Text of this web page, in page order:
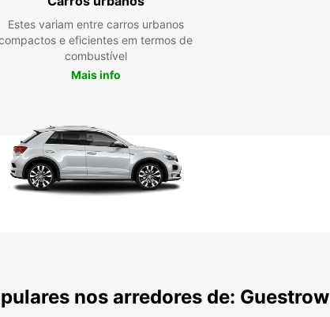
Estes variam entre carros urbanos
e eficientes em termos de
combustível
Mais info
nos arredores de: Guestrow